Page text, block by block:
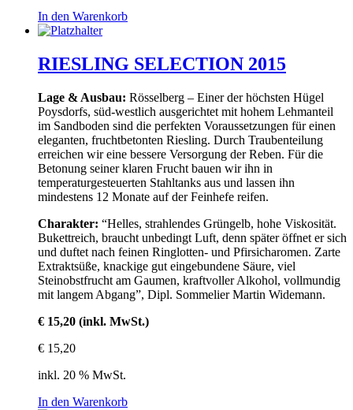
In den Warenkorb
RIESLING SELECTION 2015
Lage & Ausbau: Rösselberg – Einer der höchsten Hügel
Poysdorfs, süd-westlich ausgerichtet mit hohem Lehmanteil
im Sandboden sind die perfekten Voraussetzungen für einen
eleganten, fruchtbetonten Riesling. Durch Traubenteilung
erreichen wir eine bessere Versorgung der Reben. Für die
Betonung seiner klaren Frucht bauen wir ihn in
temperaturgesteuerten Stahltanks aus und lassen ihn
mindestens 12 Monate auf der Feinhefe reifen.
Charakter: “Helles, strahlendes Grüngelb, hohe Viskosität.
Bukettreich, braucht unbedingt Luft, denn später öffnet er sich
und duftet nach feinen Ringlotten- und Pfirsicharomen. Zarte
Extraktsüße, knackige gut eingebundene Säure, viel
Steinobstfrucht am Gaumen, kraftvoller Alkohol, vollmundig
mit langem Abgang”, Dipl. Sommelier Martin Widemann.
€ 15,20 (inkl. MwSt.)
€ 15,20
inkl. 20 % MwSt.
In den Warenkorb